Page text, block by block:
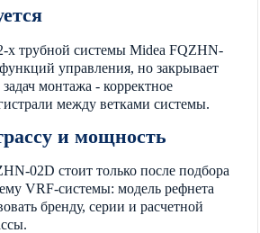
х трубной системы Midea FQZHN-
управления, но закрывает
монтажа - корректное
между ветками системы.
и мощность
02D стоит только после подбора
VRF-системы: модель рефнета
бренду, серии и расчетной